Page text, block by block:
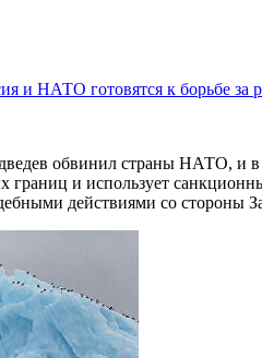
и НАТО готовятся к борьбе за
обвинил страны НАТО,
границ и использует
действиями со стороны